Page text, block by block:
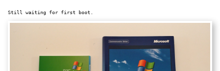
Still waiting for first boot.